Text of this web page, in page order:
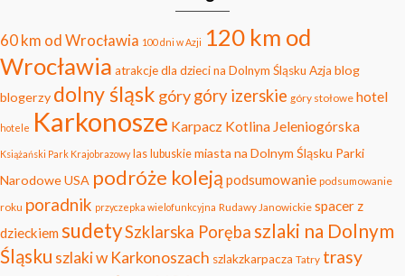
60 km od Wrocławia 100 dni w Azji 120 km od
Wrocławia atrakcje dla dzieci na Dolnym Śląsku Azja blog
blogerzy dolny śląsk górygóry izerskie góry stołowe hotel
hotele Karkonosze Karpacz Kotlina Jeleniogórska
Książański Park Krajobrazowy las lubuskie miasta na Dolnym Śląsku Parki
Narodowe USA podróże koleją podsumowanie podsumowanie
roku poradnik przyczepka wielofunkcyjna Rudawy Janowickie spacer z
dzieckiem sudetySzklarska Poręba szlaki na Dolnym
Śląsku szlaki w Karkonoszach szlakzkarpacza Tatry trasy